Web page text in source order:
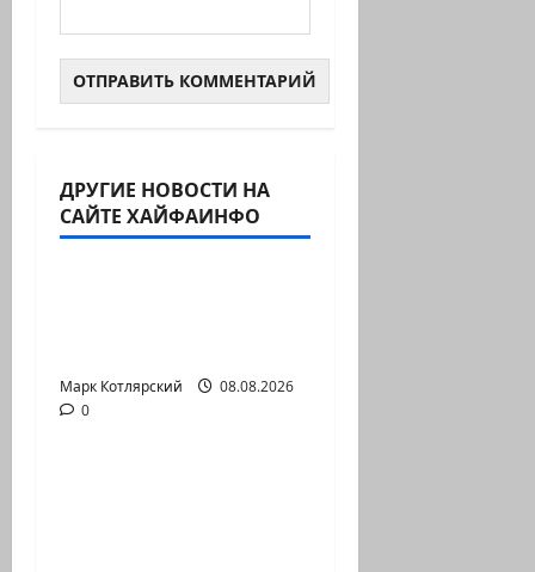
ДРУГИЕ НОВОСТИ НА
САЙТЕ ХАЙФАИНФО
Израиль сегодня
Марк Котлярский Телеграмм Канал
Марк Котлярский
08.08.2026
0
Израиль сегодня
Марк Котлярский Телеграмм Канал